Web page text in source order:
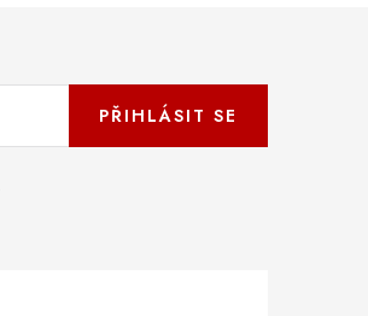
PŘIHLÁSIT SE